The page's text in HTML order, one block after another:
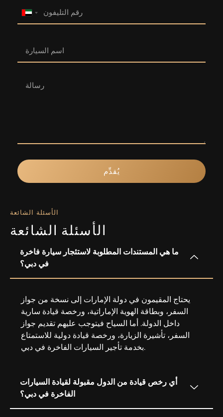
United
Arab
+971
يُقدِّم
الأسئلة الشائعة
الأسئلة الشائعة
ما هي المستندات المطلوبة لاستئجار سيارة فاخرة
في دبي؟
يحتاج المقيمون في دولة الإمارات إلى نسخة من جواز
السفر، وبطاقة الهوية الإماراتية، ورخصة قيادة سارية
داخل الدولة. أما السياح فيتوجب عليهم تقديم جواز
السفر، تأشيرة الزيارة، ورخصة قيادة دولية للاستمتاع
بخدمة تأجير السيارات الفاخرة في دبي.
أي رخص قيادة من الدول مقبولة لقيادة السيارات
الفاخرة في دبي؟